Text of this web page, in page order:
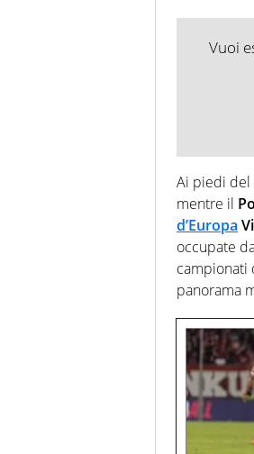
Vuoi
Ai piedi del
mentre il
d’Europa
occupate
campionati
panorama